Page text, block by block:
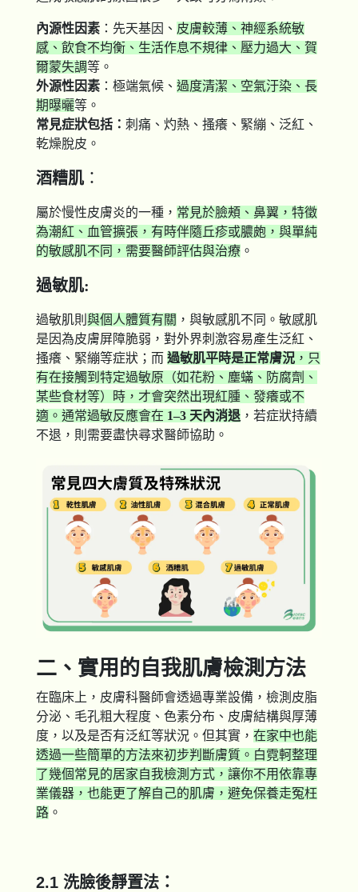
內源性因素 ：先天基因、 皮膚較薄、神經系統敏
感、飲食不均衡、生活作息不規律、壓力過大、賀
爾蒙失調等。
外源性因素 ：極端氣候、 過度清潔、空氣汙染、長
期曝曬等。
常見症狀包括： 刺痛、灼熱、搔癢、緊繃、泛紅、
乾燥脫皮。
酒糟肌 ：
屬於慢性皮膚炎的一種， 常見於臉頰、鼻翼，特徵
為潮紅、血管擴張，有時伴隨丘疹或膿皰，與單純
的敏感肌不同，需要醫師評估與治療 。
過敏肌:
過敏肌則 與個人體質有關 ，與敏感肌不同。敏感肌
是因為皮膚屏障脆弱，對外界刺激容易產生泛紅、
搔癢、緊繃等症狀；而 過敏肌平時是正常膚況 ，只
有在接觸到特定過敏原（如花粉、塵蟎、防腐劑、
某些食材等）時，才會突然出現紅腫、發癢或不
適。通常過敏反應會在 1–3 天內消退 ，若症狀持續
不退，則需要盡快尋求醫師協助。
二、實用的自我肌膚檢測方法
在臨床上，皮膚科醫師會透過專業設備，檢測皮脂
分泌、毛孔粗大程度、色素分布、皮膚結構與厚薄
度，以及是否有泛紅等狀況。但其實， 在家中也能
透過一些簡單的方法來初步判斷膚質。白霓軻整理
了幾個常見的居家自我檢測方式，讓你不用依靠專
業儀器，也能更了解自己的肌膚，避免保養走冤枉
路 。
​​​​​​​2.1 洗臉後靜置法：